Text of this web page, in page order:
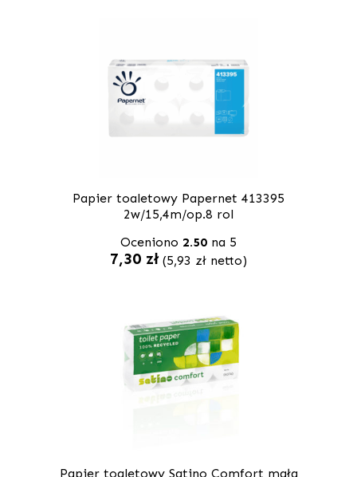
Papier toaletowy Papernet 413395
2w/15,4m/op.8 rol
Oceniono 2.50 na 5
7,30 zł (5,93 zł netto)
Papier toaletowy Satino Comfort mała